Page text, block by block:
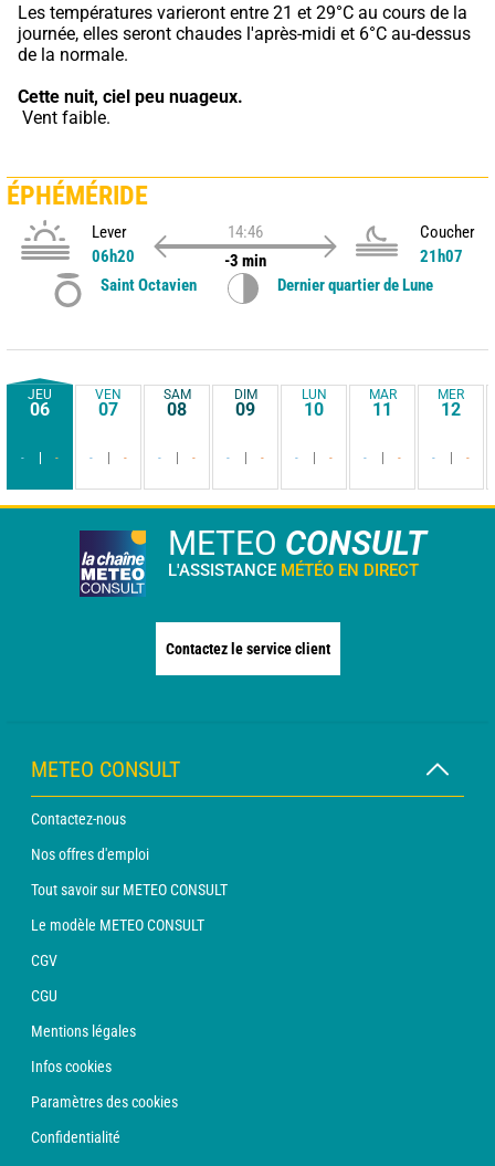
Les températures varieront entre 21 et 29°C au cours de la
journée, elles seront chaudes l'après-midi et 6°C au-dessus
de la normale.
Cette nuit, ciel peu nuageux.
Vent faible.
ÉPHÉMÉRIDE
Lever
06h20
14:46
-3 min
Coucher
21h07
Saint Octavien
Dernier quartier de Lune
JEU
06
- -
VEN
07
- -
SAM
08
- -
DIM
09
- -
LUN
10
- -
MAR
11
- -
MER
12
- -
METEO CONSULT
L'ASSISTANCE MÉTÉO EN DIRECT
Contactez le service client
METEO CONSULT
Contactez-nous
Nos offres d'emploi
Tout savoir sur METEO CONSULT
Le modèle METEO CONSULT
CGV
CGU
Mentions légales
Infos cookies
Paramètres des cookies
Confidentialité